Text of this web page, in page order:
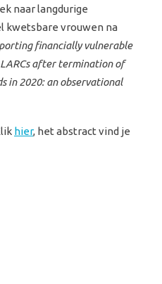
naar langdurige
kwetsbare vrouwen na
financially vulnerable
after termination of
in 2020: an observational
hier, het abstract vind je